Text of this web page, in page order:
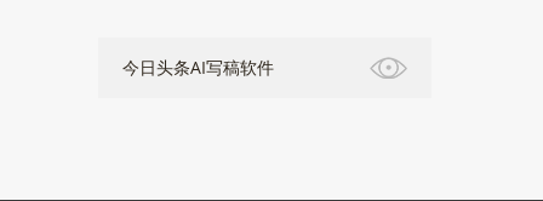
今日头条AI写稿软件